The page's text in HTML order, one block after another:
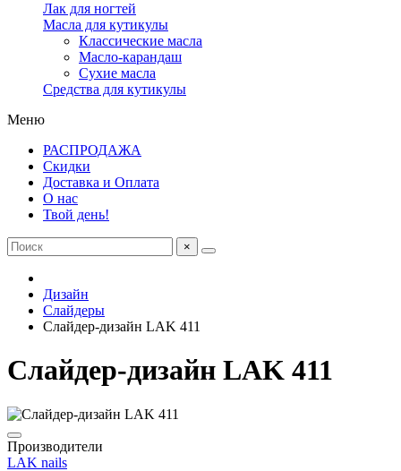
Лак для ногтей
Масла для кутикулы
Классические масла
Масло-карандаш
Сухие масла
Средства для кутикулы
Меню
РАСПРОДАЖА
Скидки
Доставка и Оплата
О нас
Твой день!
×
Дизайн
Слайдеры
Слайдер-дизайн LAK 411
Слайдер-дизайн LAK 411
Производители
LAK nails